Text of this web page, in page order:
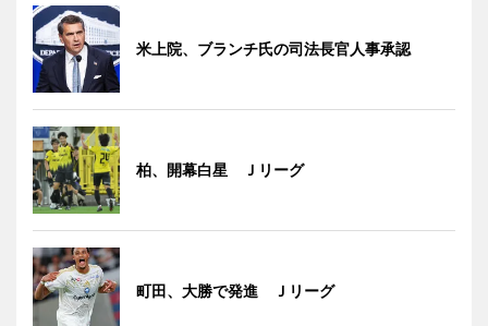
米上院、ブランチ氏の司法長官人事承認
柏、開幕白星 Ｊリーグ
町田、大勝で発進 Ｊリーグ